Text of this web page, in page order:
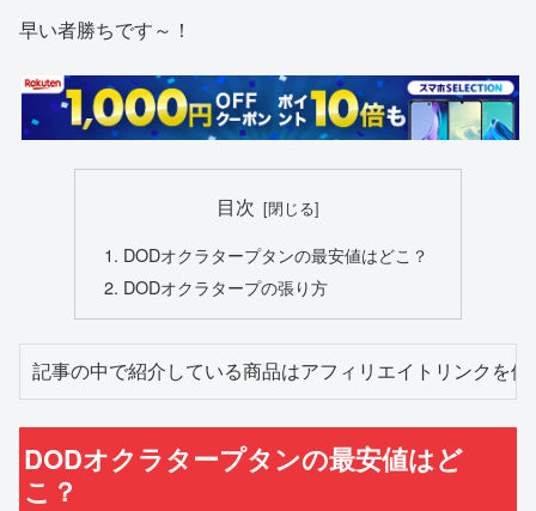
早い者勝ちです～！
目次
DODオクラタープタンの最安値はどこ？
DODオクラタープの張り方
記事の中で紹介している商品はアフィリエイトリンクを
DODオクラタープタンの最安値はど
こ？